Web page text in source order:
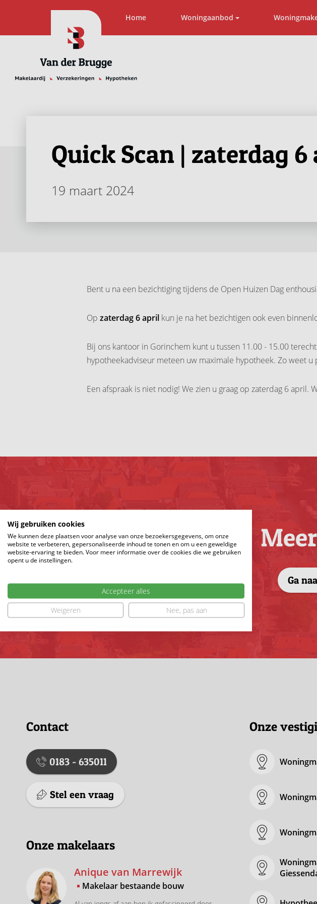
Home Woningaanbod
Quick Scan | zaterdag
19 maart 2024
Bent u na een bezichtiging tijdens de Open Huizen Dag
Op zaterdag 6 april kun je na het bezichtigen ook even
Bij ons kantoor in Gorinchem kunt u tussen 11.00 - 15.00
hypotheekadviseur meteen uw maximale hypotheek. Zo weet u
Een afspraak is niet nodig! We zien u graag op zaterdag 6 april.
Ga
Contact
0183 - 635011
Stel een vraag
Onze makelaars
Anique van Marrewijk
Makelaar bestaande bouw
Onze
Wij gebruiken cookies
We kunnen deze plaatsen voor analyse van onze bezoekersgegevens, om onze
website te verbeteren, gepersonaliseerde inhoud te tonen en om u een geweldige
website-ervaring te bieden. Voor meer informatie over de cookies die we gebruiken
opent u de instellingen.
Accepteer alles
Weigeren
Nee, pas aan